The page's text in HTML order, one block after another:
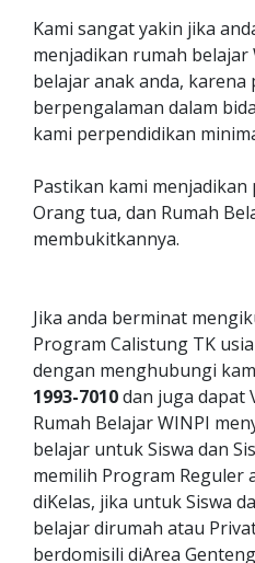
Kami sangat yakin jika
menjadikan rumah belajar
belajar anak anda, karena
berpengalaman dalam
kami perpendidikan
Pastikan kami menjadikan
Orang tua, dan Rumah
membukitkannya.
Jika anda berminat
Program Calistung TK
dengan menghubungi
1993-7010dan juga dapat
Rumah Belajar WINPI
belajar untuk Siswa dan
memilih Program Reguler
diKelas, jika untuk Siswa
belajar dirumah atau
berdomisili diArea